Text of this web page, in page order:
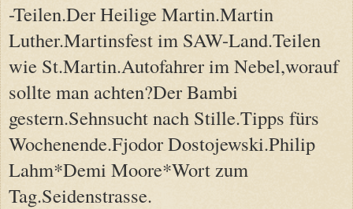
-Teilen.Der Heilige Martin.Martin
Luther.Martinsfest im SAW-Land.Teilen
wie St.Martin.Autofahrer im Nebel,worauf
sollte man achten?Der Bambi
gestern.Sehnsucht nach Stille.Tipps fürs
Wochenende.Fjodor Dostojewski.Philip
Lahm*Demi Moore*Wort zum
Tag.Seidenstrasse.